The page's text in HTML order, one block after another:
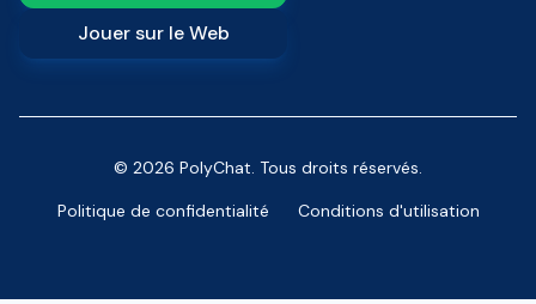
Jouer sur le Web
© 2026 PolyChat. Tous droits réservés.
Politique de confidentialité
Conditions d'utilisation